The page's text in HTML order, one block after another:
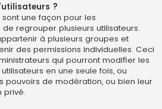
?
sont une façon pour les
regrouper plusieurs utilisateurs.
à plusieurs groupes et
des permissions individuelles. Ceci
qui pourront modifier les
en une seule fois, ou
pouvoirs de modération, ou bien leur
privé.